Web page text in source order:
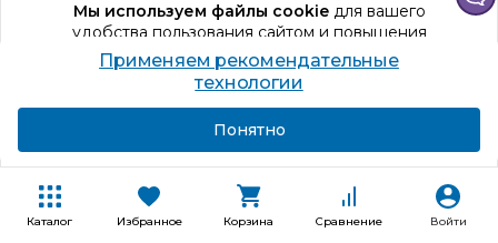
Каталог Избранное Корзина Сравнение Войти
Мы используем файлы cookieдля вашего
удобства пользования сайтом и повышения
качества рекомендаций.
Продолжая использование сайта, вы даете
согласие на обработку персональных данных
Способы получения
В корзину
Купить в один клик
Применяем рекомендательные
технологии
Понятно